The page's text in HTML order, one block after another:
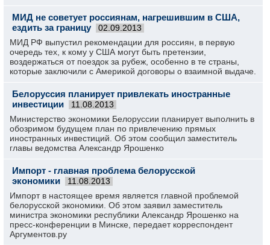
МИД не советует россиянам, нагрешившим в США,
ездить за границу
02.09.2013
МИД РФ выпустил рекомендации для россиян, в первую
очередь тех, к кому у США могут быть претензии,
воздержаться от поездок за рубеж, особенно в те страны,
которые заключили с Америкой договоры о взаимной выдаче.
Белоруссия планирует привлекать иностранные
инвестиции
11.08.2013
Министерство экономики Белоруссии планирует выполнить в
обозримом будущем план по привлечению прямых
иностранных инвестиций. Об этом сообщил заместитель
главы ведомства Александр Ярошенко
Импорт - главная проблема белорусской
экономики
11.08.2013
Импорт в настоящее время является главной проблемой
белорусской экономики. Об этом заявил заместитель
министра экономики республики Александр Ярошенко на
пресс-конференции в Минске, передает корреспондент
Аргументов.ру